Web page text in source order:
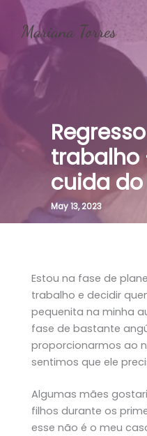
content
trabalho
cuida
May 13, 2023
Estou na fase de
trabalho e decidir
pequenita na minha
fase de bastante
proporcionarmos ao
sentimos que ele
Algumas mães
filhos durante os
esse não é o meu